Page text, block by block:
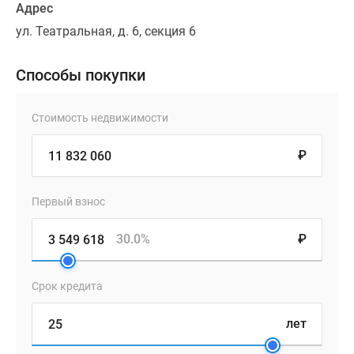
Адрес
ул. Театральная, д. 6, секция 6
Способы покупки
Стоимость недвижимости
₽
Первый взнос
₽
30.0%
Срок кредита
лет